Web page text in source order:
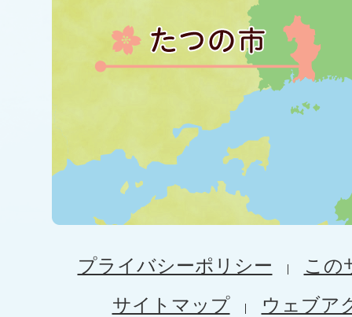
プライバシーポリシー
この
サイトマップ
ウェブア